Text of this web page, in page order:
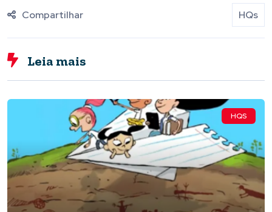
Compartilhar HQs
Leia mais
HQS